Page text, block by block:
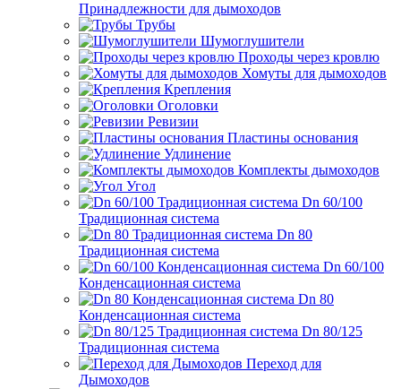
Принадлежности для дымоходов
Трубы
Шумоглушители
Проходы через кровлю
Хомуты для дымоходов
Крепления
Оголовки
Ревизии
Пластины основания
Удлинение
Комплекты дымоходов
Угол
Dn 60/100
Традиционная система
Dn 80
Традиционная система
Dn 60/100
Конденсационная система
Dn 80
Конденсационная система
Dn 80/125
Традиционная система
Переход для
Дымоходов